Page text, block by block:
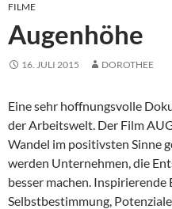
FILME
Augenhöhe
16. JULI 2015 DOROTHEE
Eine sehr hoffnungsvolle
der Arbeitswelt. Der Film
Wandel im positivsten Sinne
werden Unternehmen, die
besser machen. Inspirierende
Selbstbestimmung,